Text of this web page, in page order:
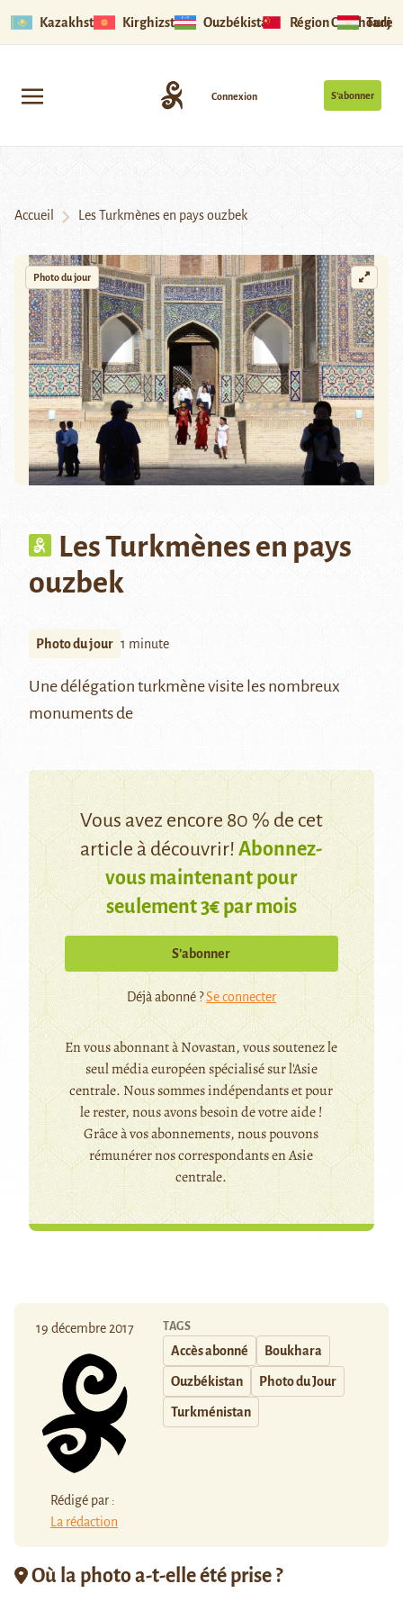
Kazakhstan Kirghizstan Ouzbékistan Région Ouïghoure
S’abonner
Connexion
Accueil Les Turkmènes en pays ouzbek
Photo du jour
Les Turkmènes en pays
ouzbek
Photo du jour 1 minute
Une délégation turkmène visite les nombreux
monuments de
Vous avez encore 80 % de cet
article à découvrir!Abonnez-
vous maintenant pour
seulement 3€ par mois
S’abonner
Déjà abonné ?Se connecter
En vous abonnant à Novastan, vous soutenez le
seul média européen spécialisé sur l'Asie
centrale. Nous sommes indépendants et pour
le rester, nous avons besoin de votre aide !
Grâce à vos abonnements, nous pouvons
rémunérer nos correspondants en Asie
centrale.
19 décembre 2017
Rédigé par :
La rédaction
TAGS
Accès abonné Boukhara
Ouzbékistan Photo du Jour
Turkménistan
Où la photo a-t-elle été prise ?